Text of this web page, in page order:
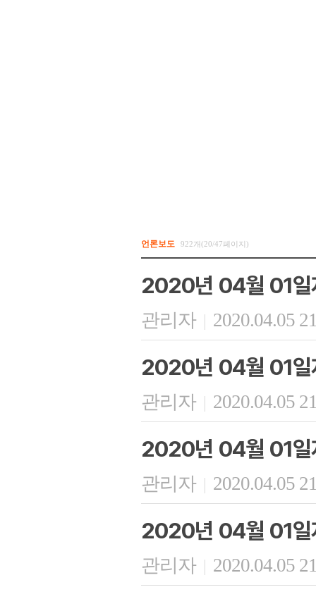
언론보도 922개(20/47페이지)
2020년 04월 01일
관리자 | 2020.04.05
2020년 04월 01일
관리자 | 2020.04.05
2020년 04월 01일
관리자 | 2020.04.05
2020년 04월 01일
관리자 | 2020.04.05